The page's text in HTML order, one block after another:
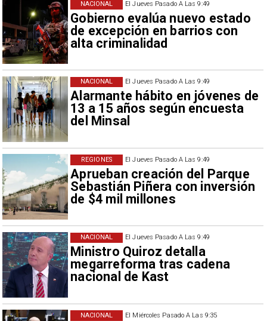
El Jueves Pasado A Las 9:49
Gobierno evalúa nuevo estado
de excepción en barrios con
alta criminalidad
NACIONAL
El Jueves Pasado A Las 9:49
Alarmante hábito en jóvenes de
13 a 15 años según encuesta
del Minsal
NACIONAL
El Jueves Pasado A Las 9:49
Aprueban creación del Parque
Sebastián Piñera con inversión
de $4 mil millones
REGIONES
El Jueves Pasado A Las 9:49
Ministro Quiroz detalla
megarreforma tras cadena
nacional de Kast
NACIONAL
El Miércoles Pasado A Las 9:35
NACIONAL